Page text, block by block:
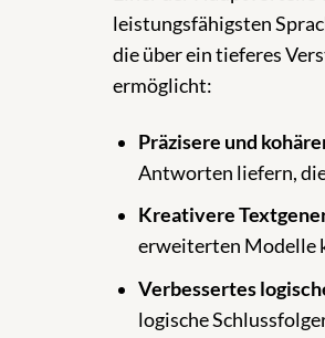
leistungsfähigsten
die über ein tieferes
ermöglicht:
Präzisere und
Antworten liefern,
Kreativere
erweiterten Modelle
Verbessertes
logische